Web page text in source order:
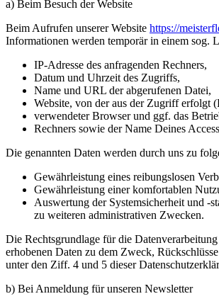
a) Beim Besuch der Website
Beim Aufrufen unserer Website https://
Informationen werden temporär in einem sog.
IP-Adresse des anfragenden Rechners,
Datum und Uhrzeit des Zugriffs,
Name und URL der abgerufenen Datei,
Website, von der aus der Zugriff erfolgt
verwendeter Browser und ggf. das
Rechners sowie der Name Deines
Die genannten Daten werden durch uns zu
Gewährleistung eines reibungslosen
Gewährleistung einer komfortablen
Auswertung der Systemsicherheit und -
zu weiteren administrativen Zwecken.
Die Rechtsgrundlage für die
erhobenen Daten zu dem Zweck,
unter den Ziff. 4 und 5 dieser
b) Bei Anmeldung für unseren Newsletter